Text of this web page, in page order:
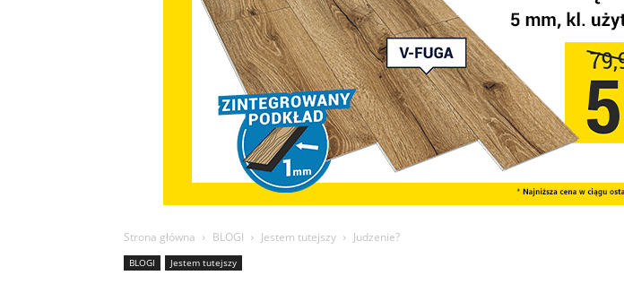
Strona główna BLOGI Jestem tutejszy Judzenie?
BLOGI Jestem tutejszy